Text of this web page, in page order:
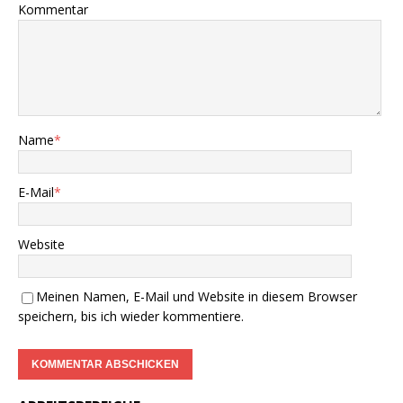
Kommentar
Name*
E-Mail*
Website
Meinen Namen, E-Mail und Website in diesem Browser
speichern, bis ich wieder kommentiere.